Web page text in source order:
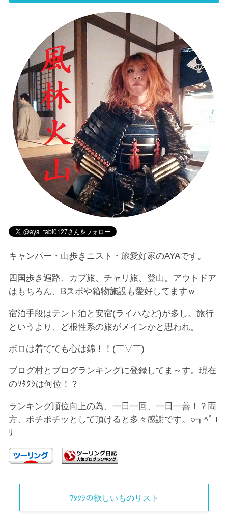
キャンパー・山歩きニスト・旅愛好家のAYAです。
四国歩き遍路、カブ旅、チャリ旅、登山。アウトドア
はもちろん、Bスポや箱物施設も愛好してますｗ
宿泊手段はテント泊と安宿(ライハなど)が多し。旅行
というより、ど根性系の旅がメインかと思われ。
ボロは着てても心は錦！！(￣▽￣)
ブログ村とブログランキングに登録してま～す。現在
のﾜﾀｸｼは何位！？
ランキング順位向上の為、一日一回、一日一善！？両
方、ポチポチッとして頂けると多々感謝です。○┓ﾍﾟｺ
ﾘ
ﾜﾀｸｼの欲しいものリスト